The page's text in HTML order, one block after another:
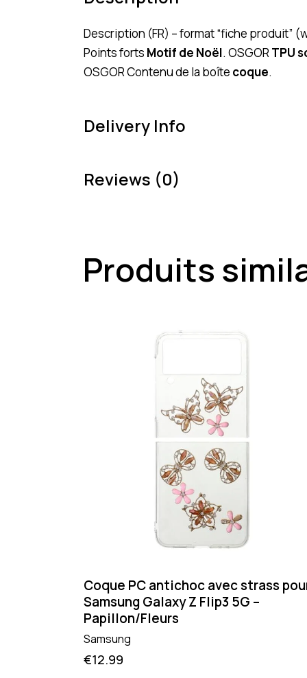
Description (FR) – format “fiche produit”
Points forts Motif de Noël. OSGORTPU
OSGOR Contenu de la boîte coque.
Delivery Info
Reviews (0)
Produits
Coque PC antichoc avec strass
Samsung Galaxy Z Flip3 5G –
Papillon/Fleurs
Samsung
€12.99